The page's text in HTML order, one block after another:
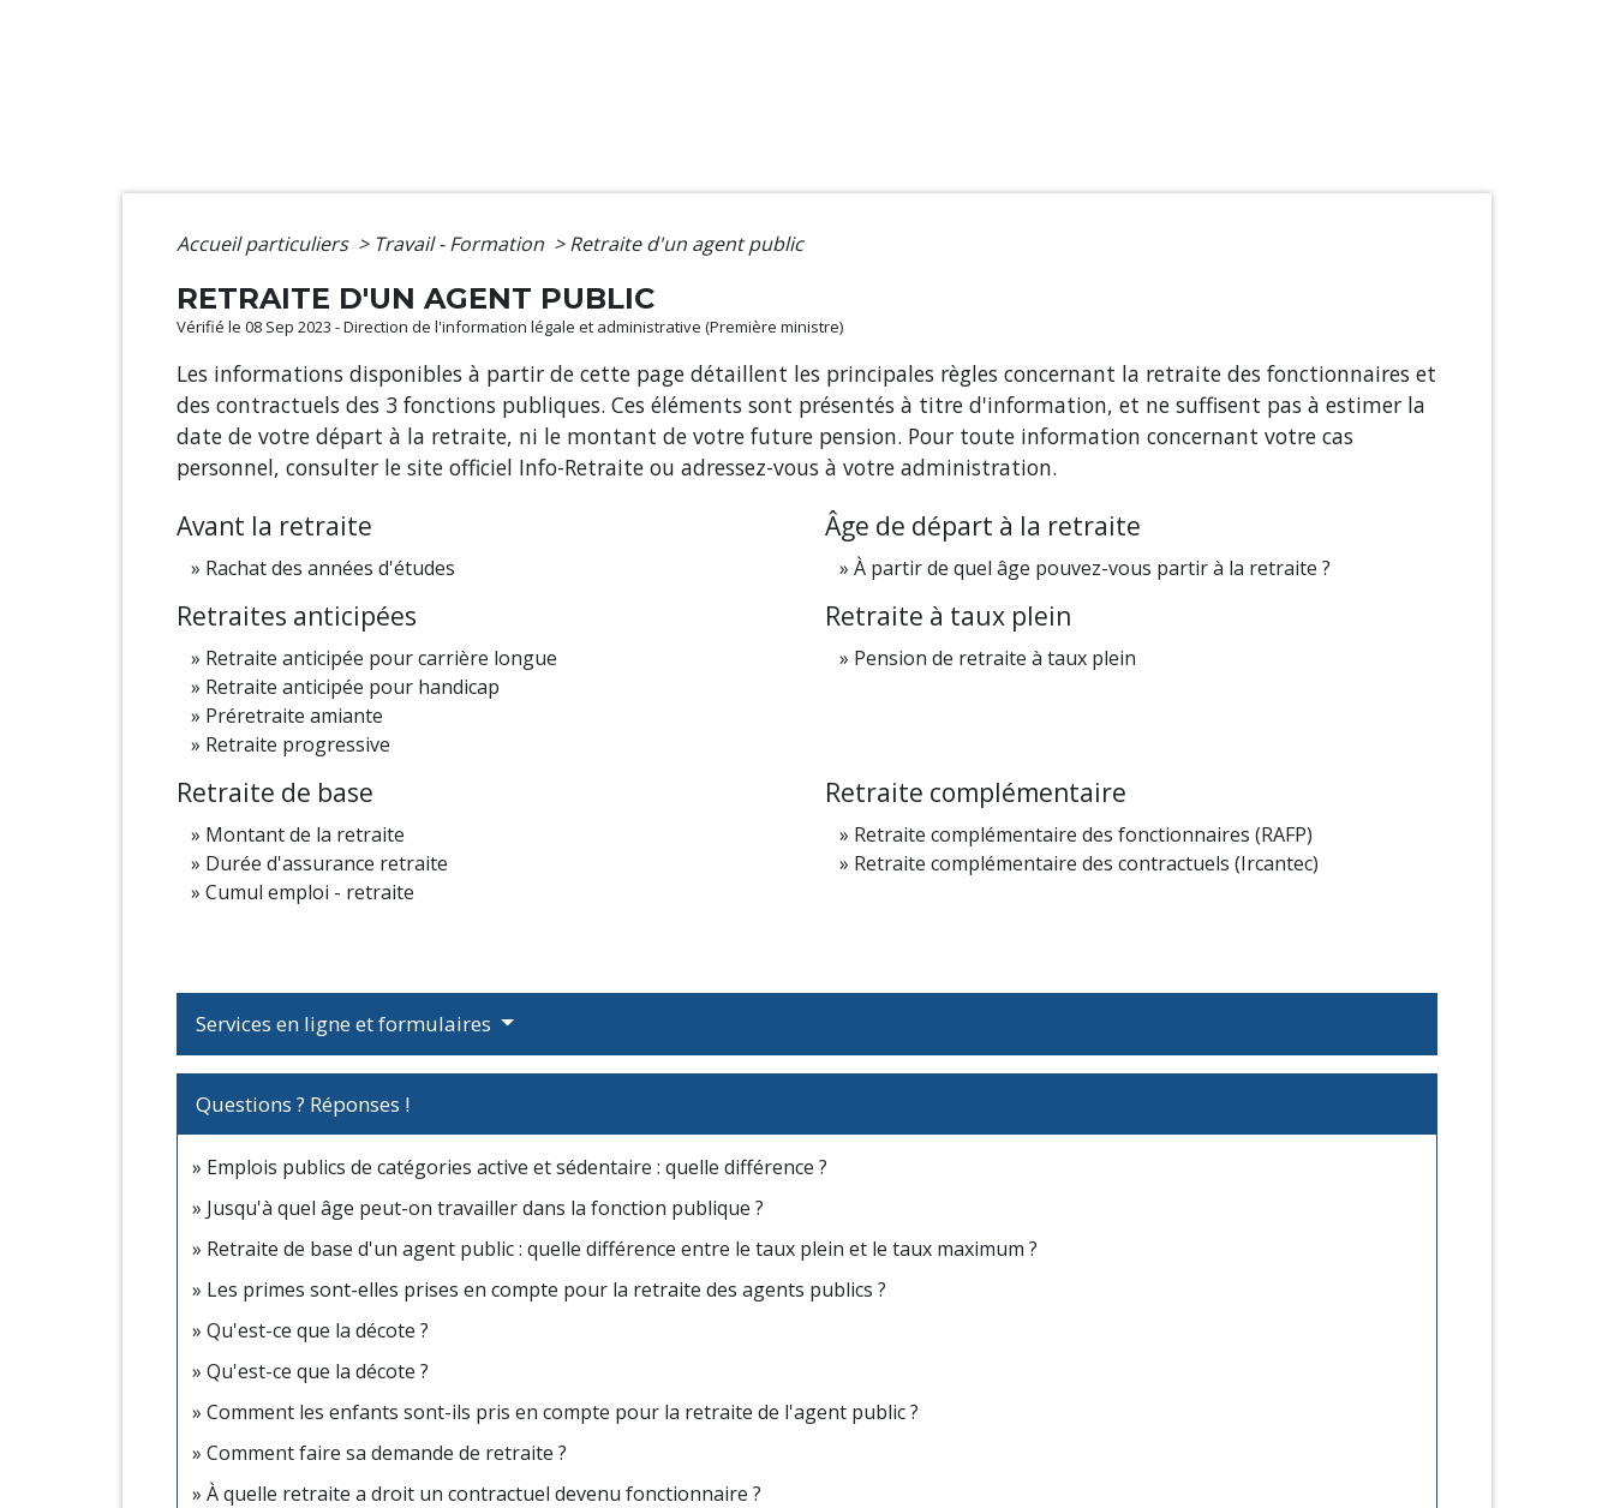
Accueil particuliers > Travail - Formation > Retraite d'un agent public
RETRAITE D'UN AGENT PUBLIC
Vérifié le 08 Sep 2023 - Direction de l'information légale et administrative (Première ministre)
Les informations disponibles à partir de cette page détaillent les principales règles concernant la retraite des fonctionnaires et
des contractuels des 3 fonctions publiques. Ces éléments sont présentés à titre d'information, et ne suffisent pas à estimer la
date de votre départ à la retraite, ni le montant de votre future pension. Pour toute information concernant votre cas
personnel, consulter le site officiel Info-Retraite ou adressez-vous à votre administration.
Avant la retraite
Rachat des années d'études
Âge de départ à la retraite
À partir de quel âge pouvez-vous partir à la retraite ?
Retraites anticipées
Retraite anticipée pour carrière longue
Retraite anticipée pour handicap
Préretraite amiante
Retraite progressive
Retraite à taux plein
Pension de retraite à taux plein
Retraite de base
Montant de la retraite
Durée d'assurance retraite
Cumul emploi - retraite
Retraite complémentaire
Retraite complémentaire des fonctionnaires (RAFP)
Retraite complémentaire des contractuels (Ircantec)
Services en ligne et formulaires
Questions ? Réponses !
Emplois publics de catégories active et sédentaire : quelle différence ?
Jusqu'à quel âge peut-on travailler dans la fonction publique ?
Retraite de base d'un agent public : quelle différence entre le taux plein et le taux maximum ?
Les primes sont-elles prises en compte pour la retraite des agents publics ?
Qu'est-ce que la décote ?
Qu'est-ce que la décote ?
Comment les enfants sont-ils pris en compte pour la retraite de l'agent public ?
Comment faire sa demande de retraite ?
À quelle retraite a droit un contractuel devenu fonctionnaire ?